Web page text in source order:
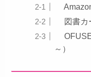
Amazon
図書カ
OFUSE
～）